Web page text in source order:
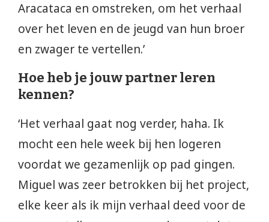
Aracataca en omstreken, om het verhaal
over het leven en de jeugd van hun broer
en zwager te vertellen.’
Hoe heb je jouw partner leren
kennen?
‘Het verhaal gaat nog verder, haha. Ik
mocht een hele week bij hen logeren
voordat we gezamenlijk op pad gingen.
Miguel was zeer betrokken bij het project,
elke keer als ik mijn verhaal deed voor de